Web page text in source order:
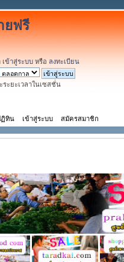
ยฟรี
เข้าสู่ระบบ หรือ ลงทะเบียน
ะยะเวลาในเซสชั่น
ฏิทิน เข้าสู่ระบบ สมัครสมาชิก